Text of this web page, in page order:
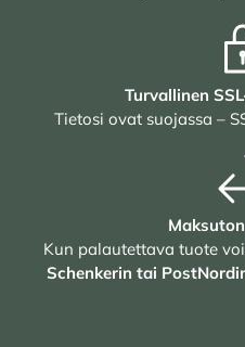
Turvallinen
Tietosi ovat suojassa –
Kun palautettava tuote
Schenkerin tai